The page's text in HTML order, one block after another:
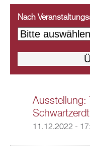
Nach
Ausstellung:
11.12.2022 -